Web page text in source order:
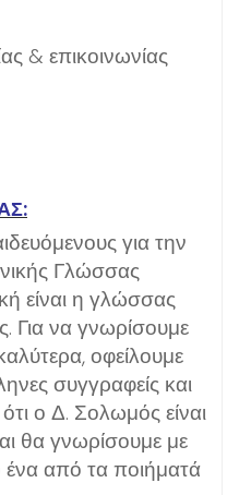
& επικοινωνίας
για την
Γλώσσας
είναι η γλώσσας
Για να γνωρίσουμε
οφείλουμε
συγγραφείς και
ο Δ. Σολωμός είναι
θα γνωρίσουμε με
ένα από τα ποιήματά